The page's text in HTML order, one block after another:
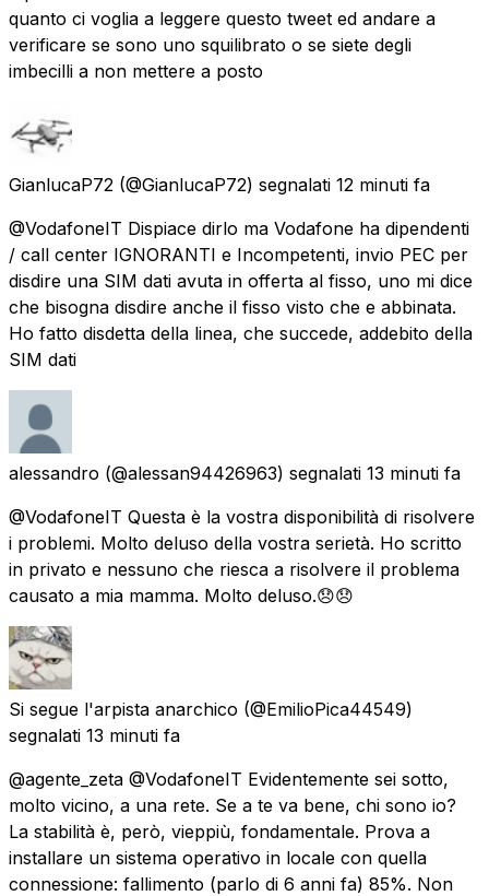
quanto ci voglia a leggere questo tweet ed andare a
verificare se sono uno squilibrato o se siete degli
imbecilli a non mettere a posto
GianlucaP72 (@GianlucaP72) segnalati 12 minuti fa
@VodafoneIT Dispiace dirlo ma Vodafone ha dipendenti
/ call center IGNORANTI e Incompetenti, invio PEC per
disdire una SIM dati avuta in offerta al fisso, uno mi dice
che bisogna disdire anche il fisso visto che e abbinata.
Ho fatto disdetta della linea, che succede, addebito della
SIM dati
alessandro (@alessan94426963) segnalati 13 minuti fa
@VodafoneIT Questa è la vostra disponibilità di risolvere
i problemi. Molto deluso della vostra serietà. Ho scritto
in privato e nessuno che riesca a risolvere il problema
causato a mia mamma. Molto deluso.😞😞
Si segue l'arpista anarchico (@EmilioPica44549)
segnalati 13 minuti fa
@agente_zeta @VodafoneIT Evidentemente sei sotto,
molto vicino, a una rete. Se a te va bene, chi sono io?
La stabilità è, però, vieppiù, fondamentale. Prova a
installare un sistema operativo in locale con quella
connessione: fallimento (parlo di 6 anni fa) 85%. Non